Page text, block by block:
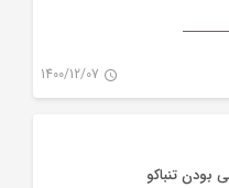
1400/12/07
تنباکو
تنباکو